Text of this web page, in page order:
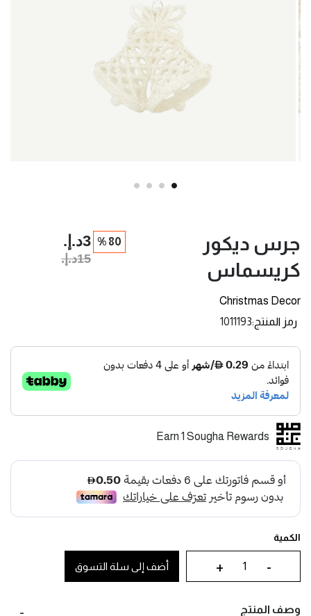
جرس ديكور
كريسماس
Christmas Decor
رمز المنتج 1011193
80 % 3د.إ.‏
15د.إ.‏
Earn 1 Sougha Rewards
الكمية
-
+ أضف إلى سلة التسوق
وصف المنتج